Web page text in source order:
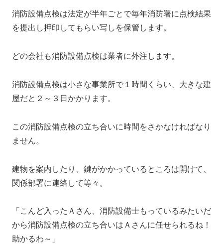
消防設備点検は法定が半年ごとで毎年消防署に点検結果
を提出し押印してもらい写しを保管します。
どの会社も消防設備点検は業者に外注します。
消防設備点検は小さな事業所で１時間くらい、大きな建
屋だと２～３日かかります。
この消防設備点検の立ち合いに時間をさかなければなり
ません。
建物を案内したり、鍵がかかっているところは開けて、
関係部署に連絡して等々。
「こんど入ったＡさん、消防設備士もっているみたいだ
から消防設備点検の立ち合いはＡさんに任せられるね！
助かるわ～」